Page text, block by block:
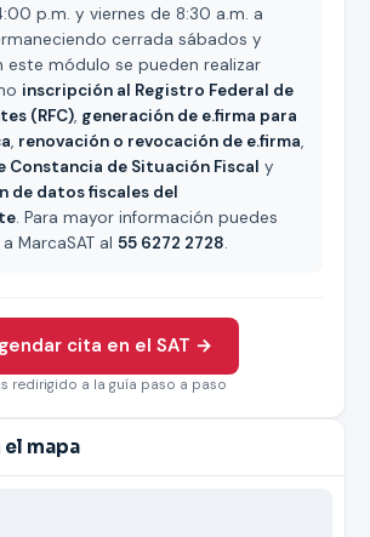
p.m. y viernes de 8:30 a.m. a
cerrada sábados y
este módulo se pueden realizar
inscripción al Registro Federal de
(RFC), generación de e.firma para
, renovación o revocación de e.firma,
Constancia de Situación Fiscal y
de datos fiscales del
. Para mayor información puedes
MarcaSAT al 55 6272 2728.
cita en el SAT →
redirigido a la guía paso a paso
mapa